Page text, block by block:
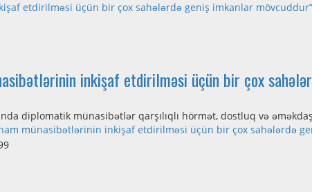
etdirilməsi üçün bir çox sahələrdə geniş imkanlar
inkişaf etdirilməsi üçün bir çox
diplomatik münasibətlər qarşılıqlı hörmət, dostluq və
münasibətlərinin inkişaf etdirilməsi üçün bir çox sahələrdə